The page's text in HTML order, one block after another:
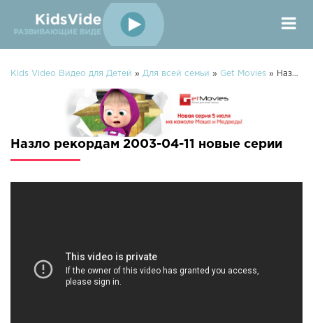
Kids Video Видео для Детей » Для всей семьи » Get Movies » Назло рекордам 2003-04-11
Назло рекордам 2003-04-11 новые серии